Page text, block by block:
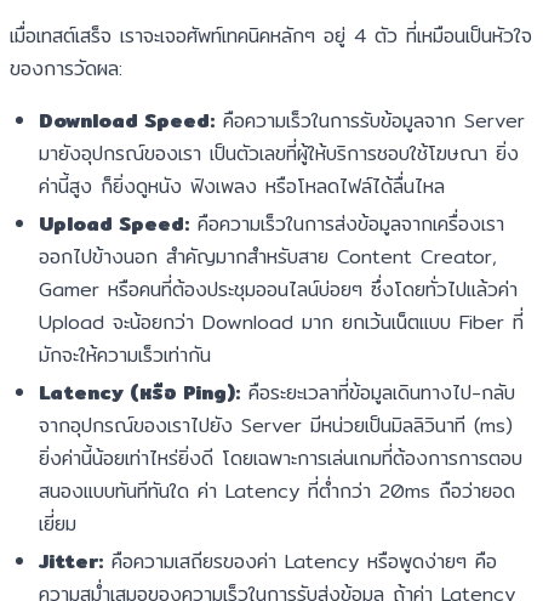
เมื่อเทสต์เสร็จ เราจะเจอศัพท์เทคนิคหลักๆ อยู่ 4 ตัว ที่เหมือนเป็นหัวใจ
ของการวัดผล:
Download Speed: คือความเร็วในการรับข้อมูลจาก Server
มายังอุปกรณ์ของเรา เป็นตัวเลขที่ผู้ให้บริการชอบใช้โฆษณา ยิ่ง
ค่านี้สูง ก็ยิ่งดูหนัง ฟังเพลง หรือโหลดไฟล์ได้ลื่นไหล
Upload Speed: คือความเร็วในการส่งข้อมูลจากเครื่องเรา
ออกไปข้างนอก สำคัญมากสำหรับสาย Content Creator,
Gamer หรือคนที่ต้องประชุมออนไลน์บ่อยๆ ซึ่งโดยทั่วไปแล้วค่า
Upload จะน้อยกว่า Download มาก ยกเว้นเน็ตแบบ Fiber ที่
มักจะให้ความเร็วเท่ากัน
Latency (หรือ Ping): คือระยะเวลาที่ข้อมูลเดินทางไป-กลับ
จากอุปกรณ์ของเราไปยัง Server มีหน่วยเป็นมิลลิวินาที (ms)
ยิ่งค่านี้น้อยเท่าไหร่ยิ่งดี โดยเฉพาะการเล่นเกมที่ต้องการการตอบ
สนองแบบทันทีทันใด ค่า Latency ที่ต่ำกว่า 20ms ถือว่ายอด
เยี่ยม
Jitter: คือความเสถียรของค่า Latency หรือพูดง่ายๆ คือ
ความสม่ำเสมอของความเร็วในการรับส่งข้อมูล ถ้าค่า Latency